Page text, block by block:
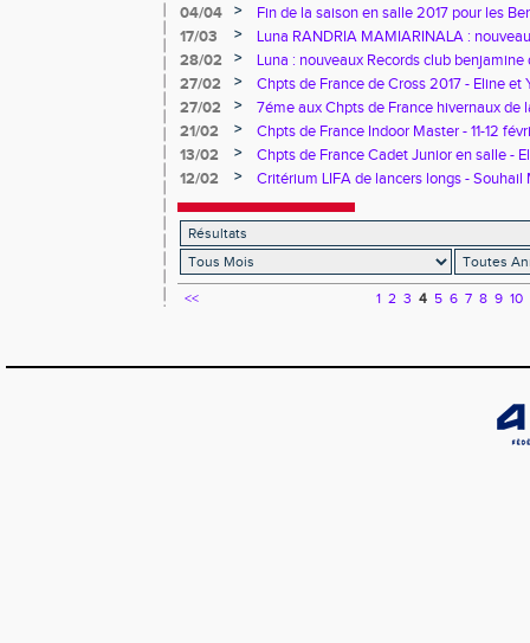
04/04
>
Fin de la saison en salle 2017 pour les
17/03
>
Luna RANDRIA MAMIARINALA :
Haies et Tétrathlon benjamine
28/02 >
Luna : nouveaux Records club
longueur
27/02 >
Chpts de France de Cross 2017 - Eline et
27/02
>
7éme aux Chpts de France hivernaux de
Mekhalfa
21/02 >
Chpts de France Indoor Master - 11-12
13/02
>
Chpts de France Cadet Junior en salle -
sur le 800 m
12/02 > Critérium LIFA de lancers longs - Souhail
<< 1 2 3 4 5 6 7 8 9 10